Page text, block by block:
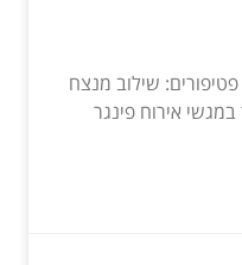
שילוב מנצח
אירוח פינגר